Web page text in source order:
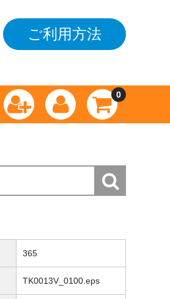
ご利用方法
0
365
TK0013V_0100.eps